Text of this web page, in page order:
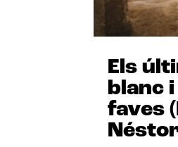
Els
blanc
faves